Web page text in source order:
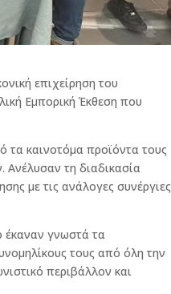
επιχείρηση του
Εμπορική Έκθεση που
τα καινοτόμα προϊόντα τους
Ανέλυσαν τη διαδικασία
με τις ανάλογες συνέργιες
έκαναν γνωστά τα
τους από όλη την
περιβάλλον και